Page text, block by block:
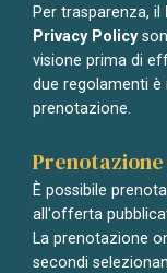
Per trasparenza, il
Privacy Policy
visione prima di
due regolamenti
prenotazione.
È possibile
all'offerta
La prenotazione
secondi